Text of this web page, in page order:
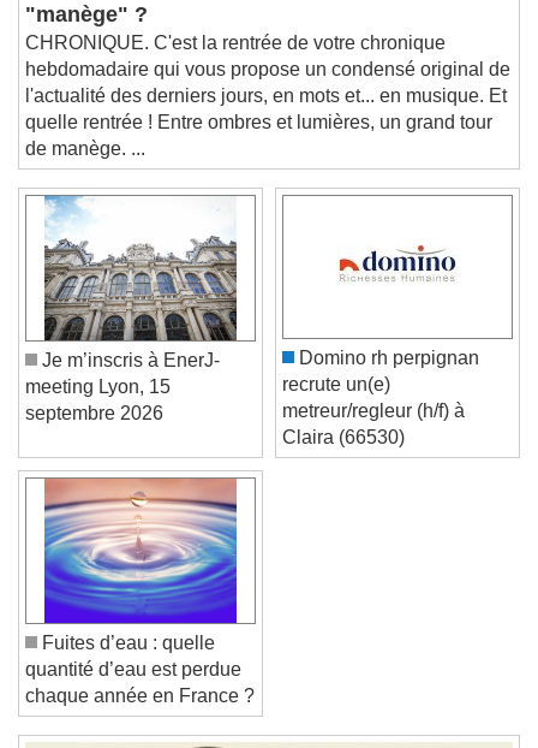
Picture-in-Picture
This is a modal window.
Beginning of dialog window. Escape will cancel
and close the window.
Text
Color Opacity
Color Opacity
Caption Area Background
Color
Font Size
Text Edge Style
Font Family
Reset
Done
Close Modal Dialog
End of dialog window.
"manège" ?
CHRONIQUE. C'est la rentrée de votre chronique
hebdomadaire qui vous propose un condensé original de
l'actualité des derniers jours, en mots et... en musique. Et
quelle rentrée ! Entre ombres et lumières, un grand tour
de manège. ...
Je m’inscris à EnerJ-
meeting Lyon, 15
Domino rh perpignan
recrute un(e)
metreur/regleur (h/f) à
Claira (66530)
Fuites d’eau : quelle
quantité d’eau est perdue
chaque année en France ?